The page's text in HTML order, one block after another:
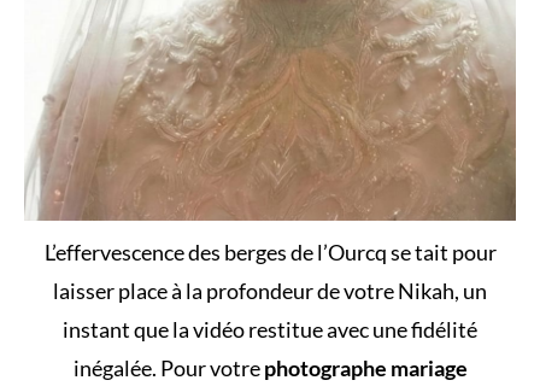
L’effervescence des berges de l’Ourcq se tait pour
laisser place à la profondeur de votre Nikah, un
instant que la vidéo restitue avec une fidélité
inégalée. Pour votrephotographe mariage